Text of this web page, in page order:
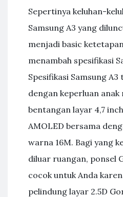
Sepertinya keluhan-
Samsung A3 yang
menjadi basic
menambah spesifikasi
Spesifikasi Samsung
dengan keperluan anak
bentangan layar 4,7
AMOLED bersama
warna 16M. Bagi yang
diluar ruangan, ponsel
cocok untuk Anda
pelindung layar 2.5D